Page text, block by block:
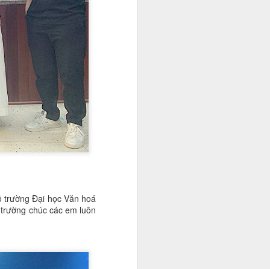
trường Đại học Văn hoá
chúc các em luôn